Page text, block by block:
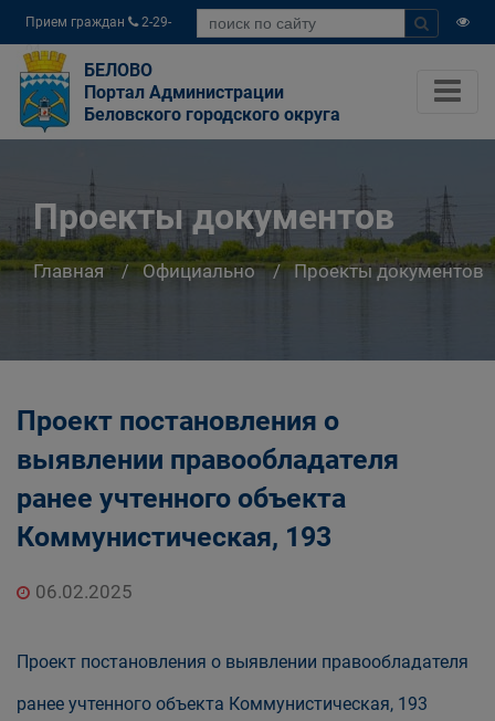
Прием граждан
2-29-
04
БЕЛОВО
Портал Администрации
Беловского городского округа
Проекты документов
Главная Официально Проекты документов
Проект постановления о
выявлении правообладателя
ранее учтенного объекта
Коммунистическая, 193
06.02.2025
Проект постановления о выявлении правообладателя
ранее учтенного объекта Коммунистическая, 193